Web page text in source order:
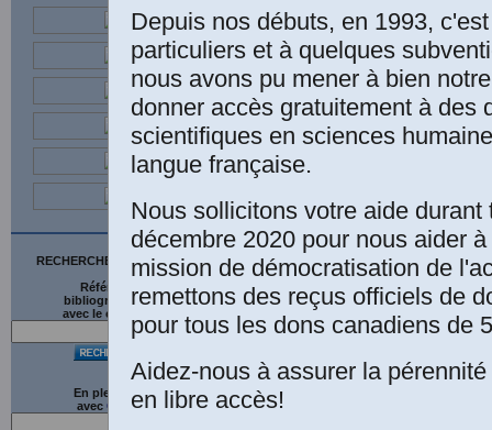
RECHERCHE SUR LE SITE
Références
bibliographiques
avec le catalogue
En plein texte
avec G gle
Depuis nos débuts, en 1993,
particuliers et à quelques
nous avons pu mener à bien
donner accès gratuitement à des
scientifiques en sciences
langue française.
Nous sollicitons votre aide durant
décembre 2020 pour nous aider
mission de démocratisation de
remettons des reçus officiels de
pour tous les dons canadiens de
Aidez-nous à assurer la
en libre accès!